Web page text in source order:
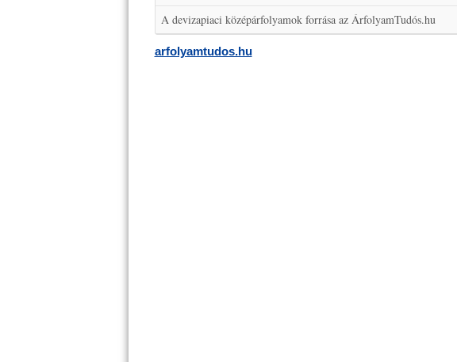
A devizapiaci középárfolyamok forrása az ÁrfolyamTudós.hu
arfolyamtudos.hu